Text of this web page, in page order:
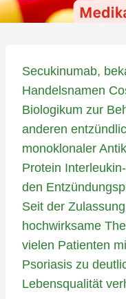
Secukinumab,
Handelsnamen
Biologikum zur
anderen
monoklonaler
Protein
den
Seit der
hochwirksame
vielen Patienten
Psoriasis zu
Lebensqualität